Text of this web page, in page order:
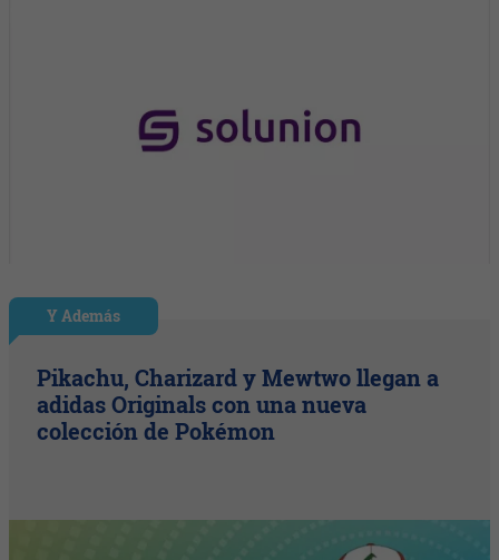
Y Además
Pikachu, Charizard y Mewtwo llegan a
adidas Originals con una nueva
colección de Pokémon